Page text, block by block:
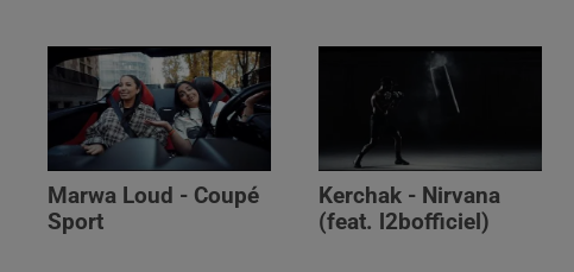
Marwa Loud - Coupé
Sport
Kerchak - Nirvana
(feat. ‪l2bofficiel‬)